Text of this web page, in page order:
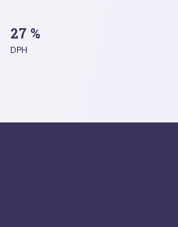
27 %
DPH